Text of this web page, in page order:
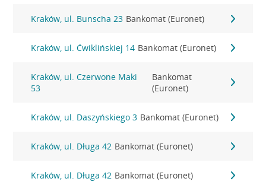
Kraków, ul. Bunscha 23 Bankomat (Euronet)
Kraków, ul. Ćwiklińskiej 14 Bankomat (Euronet)
Kraków, ul. Czerwone Maki
53
Bankomat
(Euronet)
Kraków, ul. Daszyńskiego 3 Bankomat (Euronet)
Kraków, ul. Długa 42 Bankomat (Euronet)
Kraków, ul. Długa 42 Bankomat (Euronet)